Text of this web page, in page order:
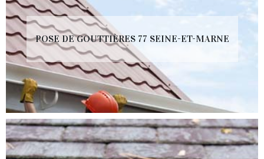
POSE DE GOUTTIÈRES 77 SEINE-ET-MARNE